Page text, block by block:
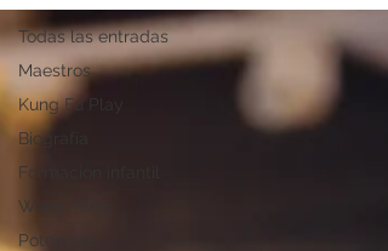
Todas las entradas
Maestros
Kung Fu Play
Biografía
Formación infantil
Wang Yang
Potencias